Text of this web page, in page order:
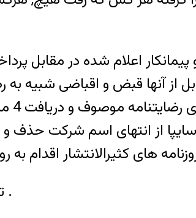
از آنها قبض و اقباضی
قطع رابطه نمودند . در سال 1390 نام سایپا
1- تضمین خرید محصولات شرکت به مدت 4 سال توسط سایپا .